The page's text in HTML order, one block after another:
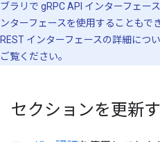
ブラリで gRPC API インターフェー
ンターフェースを使用することもで
REST インターフェースの詳細につい
ご覧ください。
セクションを更新